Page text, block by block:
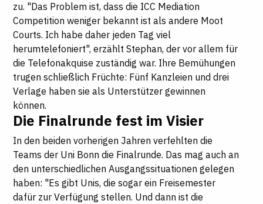
zu. "Das Problem ist, dass die ICC Mediation
Competition weniger bekannt ist als andere Moot
Courts. Ich habe daher jeden Tag viel
herumtelefoniert", erzählt Stephan, der vor allem für
die Telefonakquise zuständig war. Ihre Bemühungen
trugen schließlich Früchte: Fünf Kanzleien und drei
Verlage haben sie als Unterstützer gewinnen
können.
Die Finalrunde fest im Visier
In den beiden vorherigen Jahren verfehlten die
Teams der Uni Bonn die Finalrunde. Das mag auch an
den unterschiedlichen Ausgangssituationen gelegen
haben: "Es gibt Unis, die sogar ein Freisemester
dafür zur Verfügung stellen. Und dann ist die